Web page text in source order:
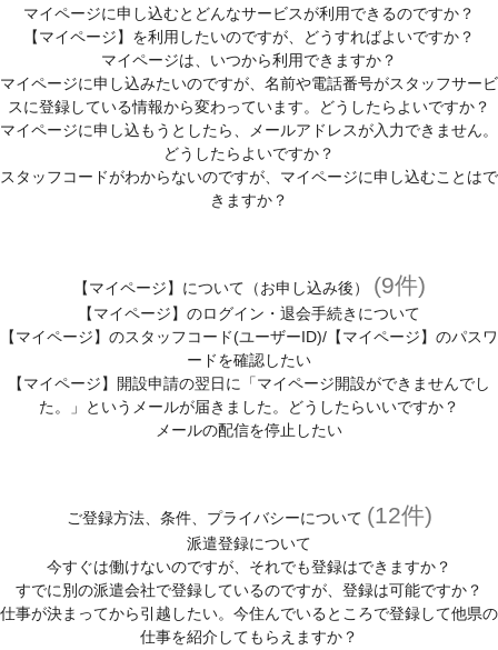
マイページに申し込むとどんなサービスが利用できるのですか？
【マイページ】を利用したいのですが、どうすればよいですか？
マイページは、いつから利用できますか？
マイページに申し込みたいのですが、名前や電話番号がスタッフサービ
スに登録している情報から変わっています。どうしたらよいですか？
マイページに申し込もうとしたら、メールアドレスが入力できません。
どうしたらよいですか？
スタッフコードがわからないのですが、マイページに申し込むことはで
きますか？
【マイページ】について（お申し込み後） (9件)
【マイページ】のログイン・退会手続きについて
【マイページ】のスタッフコード(ユーザーID)/【マイページ】のパスワ
ードを確認したい
【マイページ】開設申請の翌日に「マイページ開設ができませんでし
た。」というメールが届きました。どうしたらいいですか？
メールの配信を停止したい
ご登録方法、条件、プライバシーについて (12件)
派遣登録について
今すぐは働けないのですが、それでも登録はできますか？
すでに別の派遣会社で登録しているのですが、登録は可能ですか？
仕事が決まってから引越したい。今住んでいるところで登録して他県の
仕事を紹介してもらえますか？